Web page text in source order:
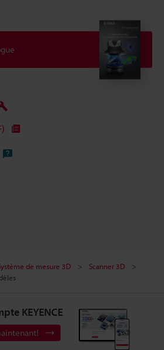
de mesure 3D
Scanner 3D
KEYENCE